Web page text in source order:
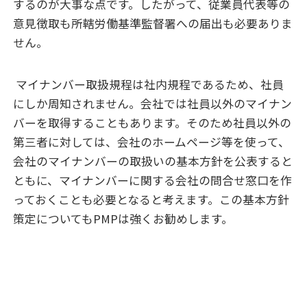
するのが大事な点です。したがって、従業員代表等の
意見徴取も所轄労働基準監督署への届出も必要ありま
せん。
マイナンバー取扱規程は社内規程であるため、社員
にしか周知されません。会社では社員以外のマイナン
バーを取得することもあります。そのため社員以外の
第三者に対しては、会社のホームページ等を使って、
会社のマイナンバーの取扱いの基本方針を公表すると
ともに、マイナンバーに関する会社の問合せ窓口を作
っておくことも必要となると考えます。この基本方針
策定についてもPMPは強くお勧めします。